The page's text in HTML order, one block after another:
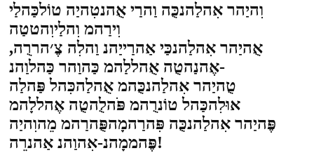
וִהיַהר אִהלַהנכֻּה וַהרַי אֻהנטִהיַה טוֹלכַּהלַי
וִירַהמ וִהלַיוִהטטַה
אֻהיַהר אִהלַהנכַּי אַהרַייַהנ וַהלִה צֶ׳הררֻה,
אֶהנַהטֻה אֻהללַהמ כַּהוַהר כַּהלוַהנ-
טֻהיַהר אִהלַהנכֻּהמ אֻהלַהכִּהל פַּהלַה
אוּלִהכַּהל טוֹנרֻהמ פֹּהלֻהטֻה אֶהללָהמ
פֶּהיַהר אִהלַהנכֻּה פִּהרַהמָהפֻּהרַהמ מֵהוִהיַה
פֶּהממָהנ-אִהוַהנ אַהנרֵה!